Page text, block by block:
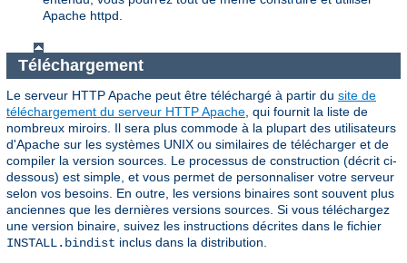
Apache httpd.
Téléchargement
Le serveur HTTP Apache peut être téléchargé à partir du site de
téléchargement du serveur HTTP Apache , qui fournit la liste de
nombreux miroirs. Il sera plus commode à la plupart des utilisateurs
d'Apache sur les systèmes UNIX ou similaires de télécharger et de
compiler la version sources. Le processus de construction (décrit ci-
dessous) est simple, et vous permet de personnaliser votre serveur
selon vos besoins. En outre, les versions binaires sont souvent plus
anciennes que les dernières versions sources. Si vous téléchargez
une version binaire, suivez les instructions décrites dans le fichier
INSTALL.bindist inclus dans la distribution.